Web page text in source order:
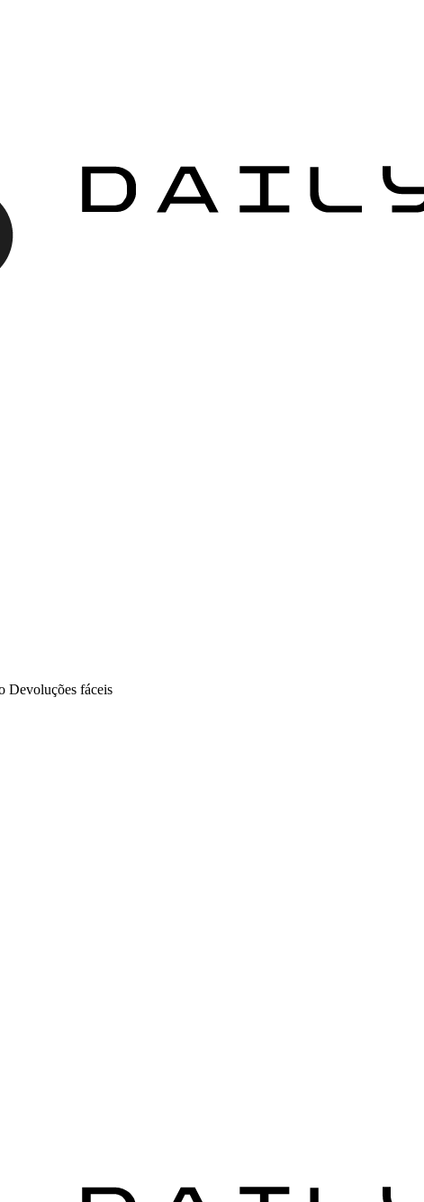
Devoluções fáceis